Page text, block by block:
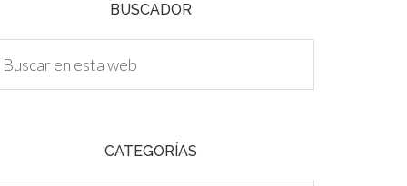
BUSCADOR
CATEGORÍAS